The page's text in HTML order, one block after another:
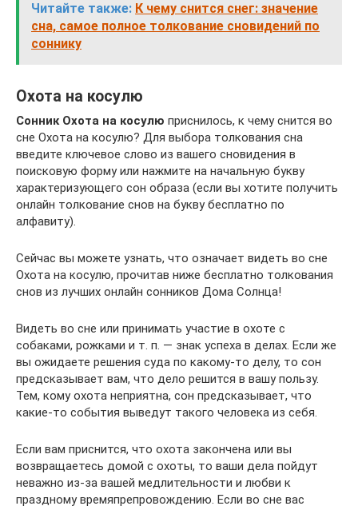
Читайте также: К чему снится снег: значение
сна, самое полное толкование сновидений по
соннику
Охота на косулю
Сонник Охота на косулю приснилось, к чему снится во
сне Охота на косулю? Для выбора толкования сна
введите ключевое слово из вашего сновидения в
поисковую форму или нажмите на начальную букву
характеризующего сон образа (если вы хотите получить
онлайн толкование снов на букву бесплатно по
алфавиту).
Сейчас вы можете узнать, что означает видеть во сне
Охота на косулю, прочитав ниже бесплатно толкования
снов из лучших онлайн сонников Дома Солнца!
Видеть во сне или принимать участие в охоте с
собаками, рожками и т. п. — знак успеха в делах. Если же
вы ожидаете решения суда по какому-то делу, то сон
предсказывает вам, что дело решится в вашу пользу.
Тем, кому охота неприятна, сон предсказывает, что
какие-то события выведут такого человека из себя.
Если вам приснится, что охота закончена или вы
возвращаетесь домой с охоты, то ваши дела пойдут
неважно из-за вашей медлительности и любви к
праздному времяпрепровождению. Если во сне вас